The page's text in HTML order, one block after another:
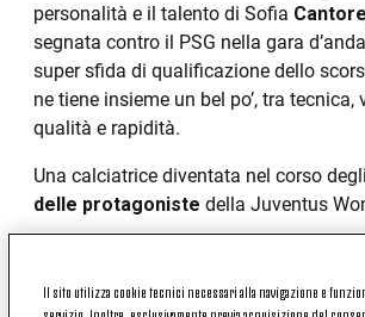
personalità e il talento di Sofia Cantore
segnata contro il PSG nella gara
super sfida di qualificazione dello
ne tiene insieme un bel po’, tra tecnica,
qualità e rapidità.
Una calciatrice diventata nel corso
delle protagoniste della Juventus
dividono: l’attaccante bianconera
Il sito utilizza cookie tecnici necessari alla navigazione e